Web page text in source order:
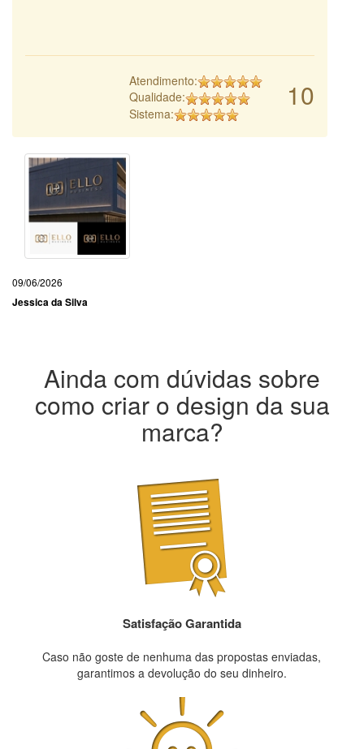
10
Atendimento:
Qualidade:
Sistema:
09/06/2026
Jessica da Silva
Ainda com dúvidas sobre
como criar o design da sua
marca?
Satisfação Garantida
Caso não goste de nenhuma das propostas enviadas,
garantimos a devolução do seu dinheiro.